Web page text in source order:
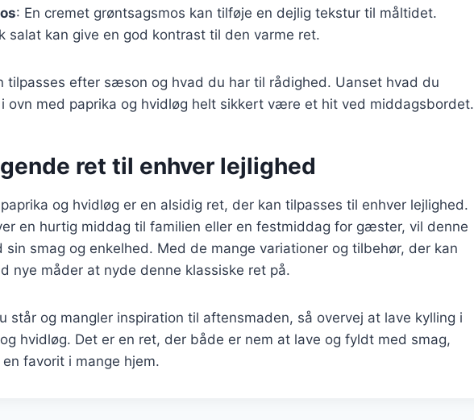
: En cremet grøntsagsmos kan tilføje en dejlig tekstur til måltidet.
salat kan give en god kontrast til den varme ret.
tilpasses efter sæson og hvad du har til rådighed. Uanset hvad du
ovn med paprika og hvidløg helt sikkert være et hit ved middagsbordet.
ret til enhver lejlighed
og hvidløg er en alsidig ret, der kan tilpasses til enhver lejlighed.
en hurtig middag til familien eller en festmiddag for gæster, vil denne
sin smag og enkelhed. Med de mange variationer og tilbehør, der kan
nye måder at nyde denne klassiske ret på.
står og mangler inspiration til aftensmaden, så overvej at lave kylling i
hvidløg. Det er en ret, der både er nem at lave og fyldt med smag,
favorit i mange hjem.